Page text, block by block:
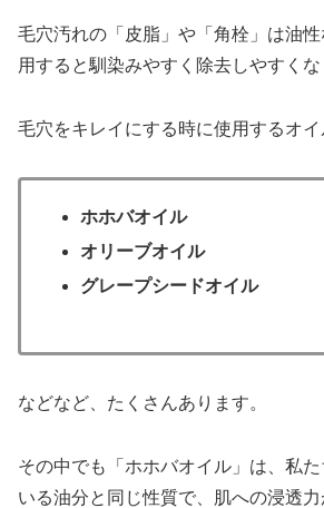
毛穴汚れの「皮脂」や「角栓」は油
用すると馴染みやすく除去しやすくな
毛穴をキレイにする時に使用するオイ
ホホバオイル
オリーブオイル
グレープシードオイル
などなど、たくさんあります。
その中でも「ホホバオイル」は、私
いる油分と同じ性質で、肌への浸透力